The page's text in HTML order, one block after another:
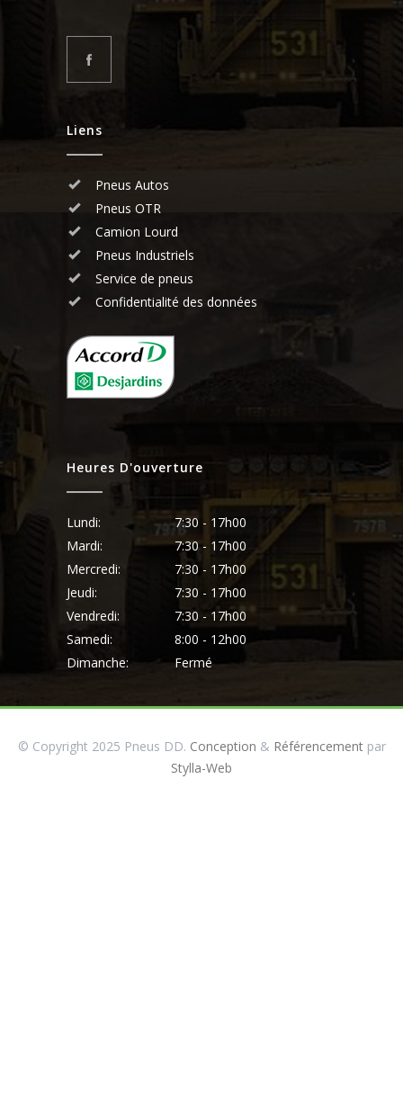
Liens
Pneus Autos
Pneus OTR
Camion Lourd
Pneus Industriels
Service de pneus
Confidentialité des données
Heures D'ouverture
Lundi:
7:30 - 17h00
Mardi:
7:30 - 17h00
Mercredi:
7:30 - 17h00
Jeudi:
7:30 - 17h00
Vendredi:
7:30 - 17h00
Samedi:
8:00 - 12h00
Dimanche:
Fermé
© Copyright 2025 Pneus DD. Conception & Référencementpar
Stylla-Web